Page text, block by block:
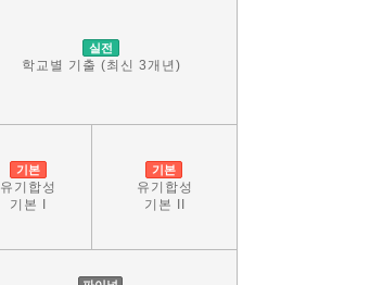
실전
학교별 기출 (최신 3개년)
기본
유기합성
기본 I
기본
유기합성
기본 II